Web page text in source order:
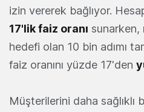
izin vererek bağlıyor.
17'lik faiz oranı sunarken,
hedefi olan 10 bin adımı
faiz oranını yüzde 17'den
Müşterilerini daha sağlıklı